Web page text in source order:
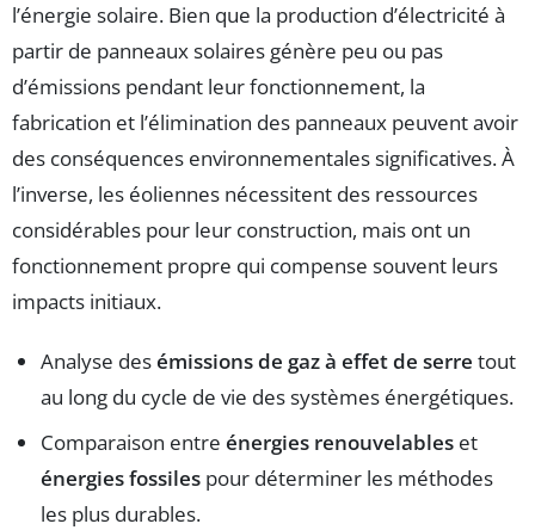
l’énergie solaire. Bien que la production d’électricité à
partir de panneaux solaires génère peu ou pas
d’émissions pendant leur fonctionnement, la
fabrication et l’élimination des panneaux peuvent avoir
des conséquences environnementales significatives. À
l’inverse, les éoliennes nécessitent des ressources
considérables pour leur construction, mais ont un
fonctionnement propre qui compense souvent leurs
impacts initiaux.
Analyse desémissions de gaz à effet de serre tout
au long du cycle de vie des systèmes énergétiques.
Comparaison entre énergies renouvelables et
énergies fossiles pour déterminer les méthodes
les plus durables.